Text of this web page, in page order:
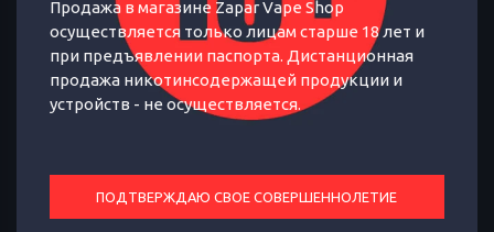
ХАРАКТЕРИСТИКИ ОТЗЫВЫ
Линейка
Glitch Sauce
Страна
Россия
Продажа в магазине Zapar Vape Shop
осуществляется только лицам старше 18 лет и
при предъявлении паспорта. Дистанционная
продажа никотинсодержащей продукции и
устройств - не осуществляется.
ПОДТВЕРЖДАЮ СВОЕ СОВЕРШЕННОЛЕТИЕ